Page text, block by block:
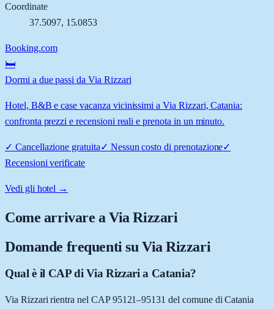
Coordinate
37.5097, 15.0853
Booking.com
🛏️
Dormi a due passi da Via Rizzari
Hotel, B&B e case vacanza vicinissimi a Via Rizzari, Catania:
confronta prezzi e recensioni reali e prenota in un minuto.
✓ Cancellazione gratuita✓ Nessun costo di prenotazione✓
Recensioni verificate
Vedi gli hotel →
Come arrivare aVia Rizzari
Domande frequenti su Via Rizzari
Qual è il CAP di Via Rizzari a Catania?
Via Rizzari rientra nel CAP 95121–95131 del comune di Catania